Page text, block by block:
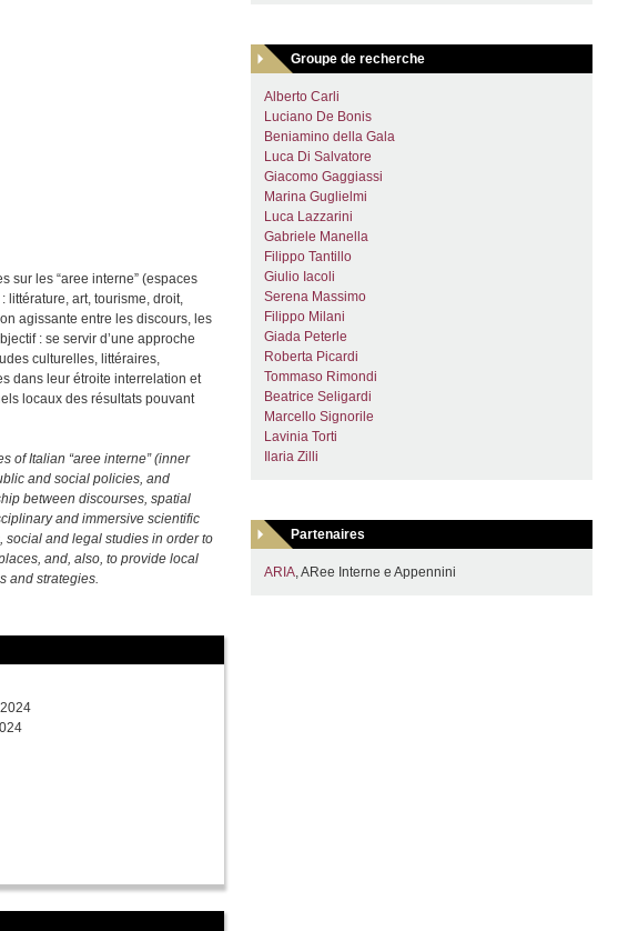
sur les “aree interne” (espaces
art, tourisme, droit,
agissante entre les discours, les
: se servir d’une approche
culturelles, littéraires,
dans leur étroite interrelation et
locaux des résultats pouvant
of Italian “aree interne” (inner
and social policies, and
between discourses, spatial
and immersive scientific
social and legal studies in order to
and, also, to provide local
and strategies.
Groupe de recherche
Alberto Carli
Luciano De Bonis
Beniamino della Gala
Luca Di Salvatore
Giacomo Gaggiassi
Marina Guglielmi
Luca Lazzarini
Gabriele Manella
Filippo Tantillo
Giulio Iacoli
Serena Massimo
Filippo Milani
Giada Peterle
Roberta Picardi
Tommaso Rimondi
Beatrice Seligardi
Marcello Signorile
Lavinia Torti
Ilaria Zilli
Partenaires
ARIA, ARee Interne e Appennini